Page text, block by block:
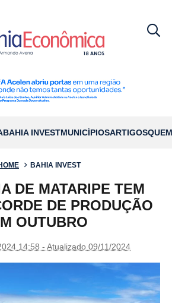
BAHIA INVESTMUNICÍPIOSARTIGOS
BAHIA INVEST
DE MATARIPE TEM
DE PRODUÇÃO
OUTUBRO
14:58 - Atualizado 09/11/2024